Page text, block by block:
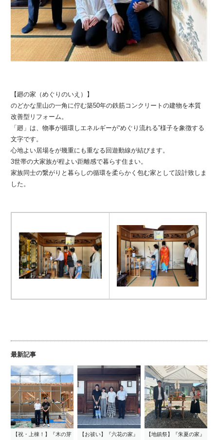
【廻の家（めぐりのいえ）】
のどかな里山の一角に佇む築50年の鉄筋コンクリートの建物を本質
改善型リフォーム。
「廻」は、物事が循環しエネルギーが“めぐり流れる”様子を象徴する
文字です。
心地よい居場をが幾重にも重なる回遊動線が結びます。
3世帯の大家族が程よい距離感で暮らす住まい。
家族同士の繋がりと暮らしの循環を柔らかく包む家として設計致しま
した。
最新記事
【祝・上棟！】『木の芽
【お祓い】『六花の家』
【地鎮祭】『朱夏の家』